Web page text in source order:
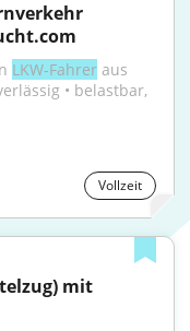
LKW-Fahrer aus
• belastbar,
Vollzeit
mit